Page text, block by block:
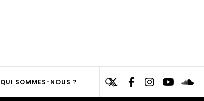
QUI SOMMES-NOUS ? Search
for: